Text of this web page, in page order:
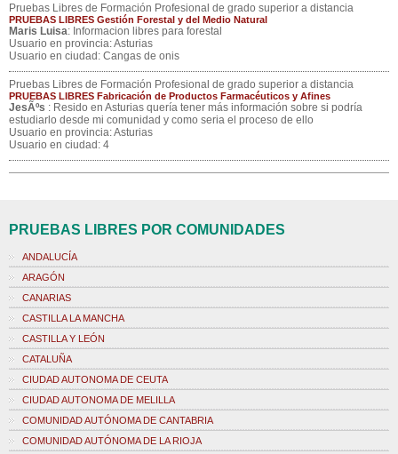
Pruebas Libres de Formación Profesional de grado superior a distancia
PRUEBAS LIBRES Gestión Forestal y del Medio Natural
Maris Luisa: Informacion libres para forestal
Usuario en provincia: Asturias
Usuario en ciudad: Cangas de onis
Pruebas Libres de Formación Profesional de grado superior a distancia
PRUEBAS LIBRES Fabricación de Productos Farmacéuticos y Afines
JesÃºs : Resido en Asturias quería tener más información sobre si podría
estudiarlo desde mi comunidad y como seria el proceso de ello
Usuario en provincia: Asturias
Usuario en ciudad: 4
PRUEBAS LIBRES POR COMUNIDADES
ANDALUCÍA
ARAGÓN
CANARIAS
CASTILLA LA MANCHA
CASTILLA Y LEÓN
CATALUÑA
CIUDAD AUTONOMA DE CEUTA
CIUDAD AUTONOMA DE MELILLA
COMUNIDAD AUTÓNOMA DE CANTABRIA
COMUNIDAD AUTÓNOMA DE LA RIOJA